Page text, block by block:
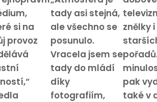
si na
provoz
tady asi stejná,
ale všechno se
posunulo.
Vracela jsem se
tady do mládí
díky
fotografiím,
znělky
pak
také v